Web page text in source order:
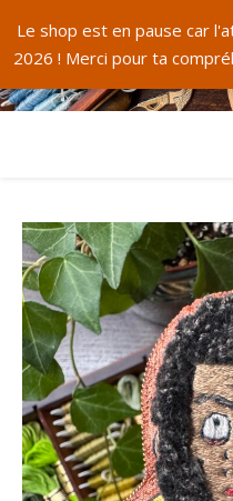
Le shop est en pause car
2026 ! Merci pour ta